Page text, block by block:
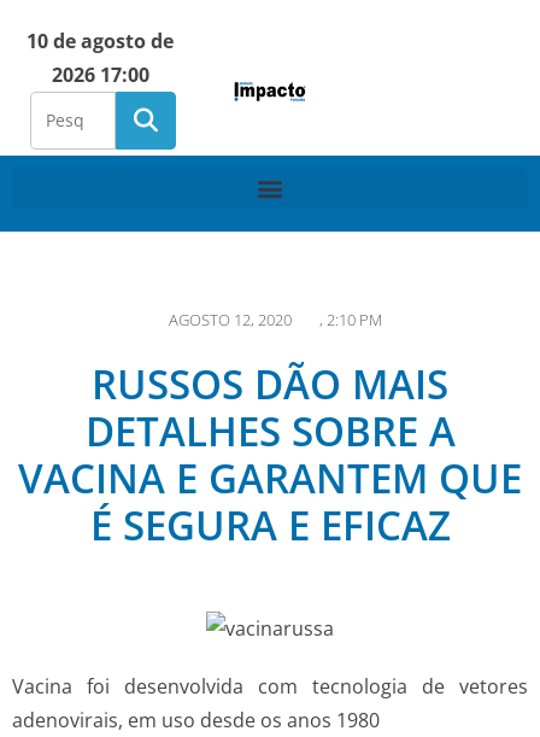
10 de agosto de
2026 17:00
AGOSTO 12, 2020 , 2:10 PM
RUSSOS DÃO MAIS
DETALHES SOBRE A
VACINA E GARANTEM QUE
É SEGURA E EFICAZ
Vacina foi desenvolvida com tecnologia de vetores
adenovirais, em uso desde os anos 1980